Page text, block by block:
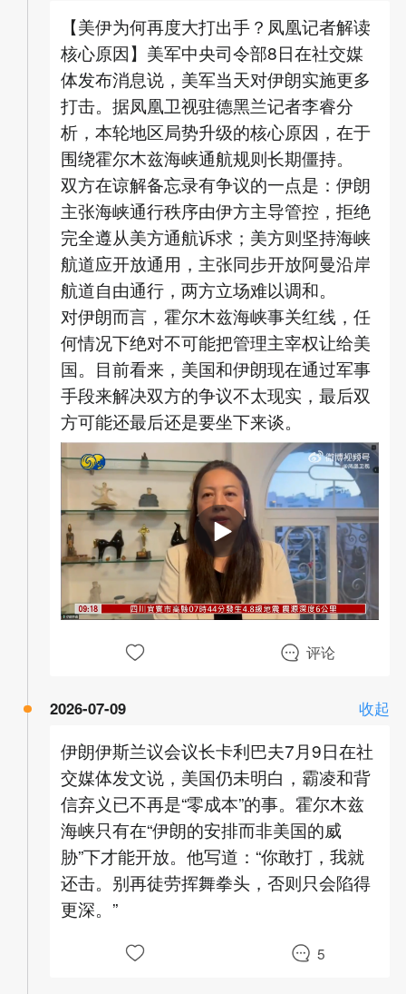
【美伊为何再度大打出手？凤凰记者解读
核心原因】美军中央司令部8日在社交媒
体发布消息说，美军当天对伊朗实施更多
打击。据凤凰卫视驻德黑兰记者李睿分
析，本轮地区局势升级的核心原因，在于
围绕霍尔木兹海峡通航规则长期僵持。
双方在谅解备忘录有争议的一点是：伊朗
主张海峡通行秩序由伊方主导管控，拒绝
完全遵从美方通航诉求；美方则坚持海峡
航道应开放通用，主张同步开放阿曼沿岸
航道自由通行，两方立场难以调和。
对伊朗而言，霍尔木兹海峡事关红线，任
何情况下绝对不可能把管理主宰权让给美
国。目前看来，美国和伊朗现在通过军事
手段来解决双方的争议不太现实，最后双
方可能还最后还是要坐下来谈。
00:00 02:13
评论
2026-07-09 收起
伊朗伊斯兰议会议长卡利巴夫7月9日在社
交媒体发文说，美国仍未明白，霸凌和背
信弃义已不再是“零成本”的事。霍尔木兹
海峡只有在“伊朗的安排而非美国的威
胁”下才能开放。他写道：“你敢打，我就
还击。别再徒劳挥舞拳头，否则只会陷得
更深。”
5